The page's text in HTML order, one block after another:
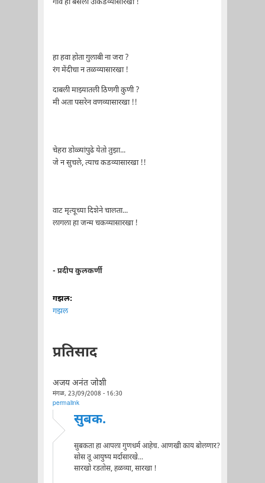
गाव हा बसला उकिडव्यासारखा !
हा हवा होता गुलाबी ना जरा ?
रंग मेंदीचा न तळव्यासारखा !
दाबली माझ्यातली ठिणगी कुणी ?
मी अता पसरेन वणव्यासारखा !!
चेहरा डोळ्यांपुढे येतो तुझा...
जे न सुचले, त्याच कडव्यासारखा !!
वाट मृत्यूच्या दिशेने चालता...
लागला हा जन्म चकव्यासारखा !
- प्रदीप कुलकर्णी
गझल:
गझल
प्रतिसाद
अजय अनंत जोशी
मंगळ, 23/09/2008 - 16:30
permalink
सुबक.
सुबकता हा आपला गुणधर्म आहेच. आणखी काय बोलणार?
सोस तू आयुष्य मर्दासारखे...
सारखो रडतोस, हळव्या, सारखा !